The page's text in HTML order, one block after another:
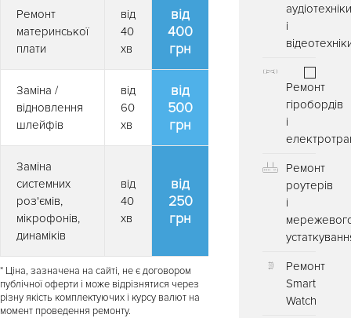
Ремонт
материнської
плати
від
40
хв
від
400
грн
Заміна /
відновлення
шлейфів
від
60
хв
від
500
грн
Заміна
системних
роз'ємів,
мікрофонів,
динаміків
від
40
хв
від
250
грн
* Ціна, зазначена на сайті, не є договором
публічної оферти і може відрізнятися через
різну якість комплектуючих і курсу валют на
момент проведення ремонту.
і
Ремонт
гіробордів
і
Ремонт
роутерів
і
Ремонт
Smart
Watch